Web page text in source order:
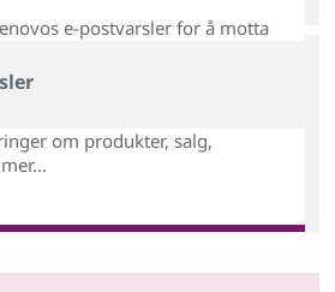
e-postvarsler for å motta
om produkter, salg,